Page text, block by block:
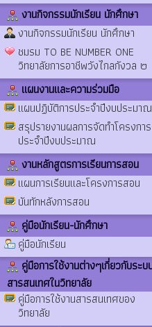
งานกิจกรรมนักเรียน นักศึกษา
งานกิจกรรมนักเรียน นักศึกษา
ชมรม TO BE NUMBER ONE
วิทยาลัยการอาชีพวังไกลกังวล ๒
แผนงานและความร่วมมือ
แผนปฏิบัติการประจำปีงบประมาณ
สรุปรายงานผลการจัดทำโครงการ
ประจำปีงบประมาณ
งานหลักสูตรการเรียนการสอน
แผนการเรียนและโครงการสอน
บันทักหลังการสอน
คู่มือนักเรียน-นักศึกษา
คู่มือนักเรียน
คู่มือการใช้งานต่างๆเกี่ยวกับระบ
สารสนเทศในวิทยาลัย
คู่มือการใช้งานสารสนเทศของ
วิทยาลัย